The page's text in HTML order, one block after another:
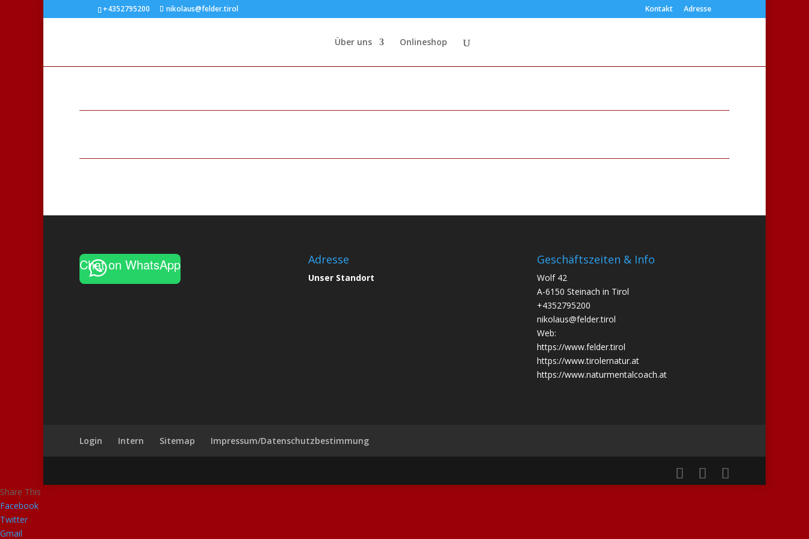
+4352795200 nikolaus@felder.tirol Kontakt Adresse
Über uns Onlineshop
Chat on WhatsApp Adresse
Unser Standort
Geschäftszeiten & Info
Wolf 42
A-6150 Steinach in Tirol
+4352795200
nikolaus@felder.tirol
Web:
https://www.felder.tirol
https://www.tirolernatur.at
https://www.naturmentalcoach.at
Login Intern Sitemap Impressum/Datenschutzbestimmung
Share This
Facebook
Twitter
Gmail